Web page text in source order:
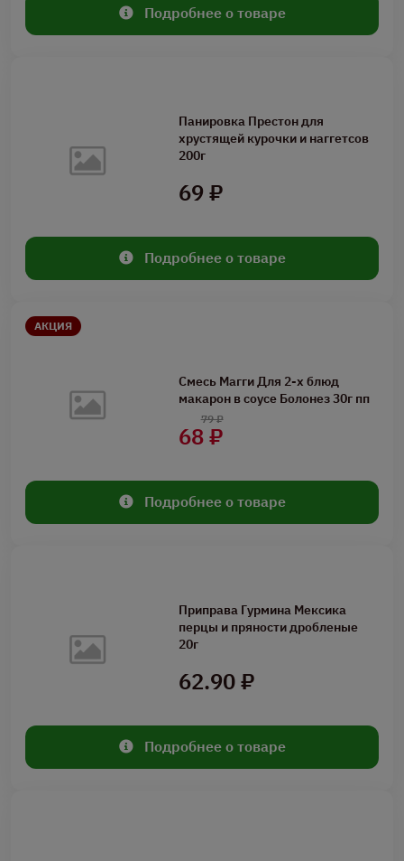
Подробнее о товаре
Панировка Престон для
хрустящей курочки и наггетсов
200г
69 ₽
Подробнее о товаре
АКЦИЯ
Смесь Магги Для 2-х блюд
макарон в соусе Болонез 30г пп
68 ₽
79 ₽
Подробнее о товаре
Приправа Гурмина Мексика
перцы и пряности дробленые
20г
62.90 ₽
Подробнее о товаре